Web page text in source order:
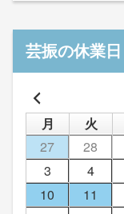
芸振の休業日
月 火
27
28
3
4
10
11